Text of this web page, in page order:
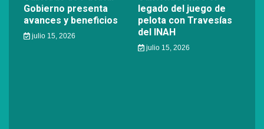
Gobierno presenta
avances y beneficios
julio 15, 2026
legado del juego de
pelota con Travesías
del INAH
julio 15, 2026